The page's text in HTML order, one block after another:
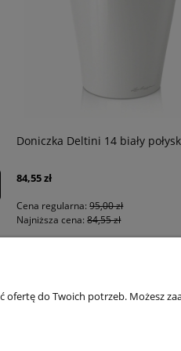
Doniczka Deltini 14 biały połysk
84,55 zł
Cena regularna: 95,00 zł
Najniższa cena: 84,55 zł
INFORMACJE
do Twoich potrzeb. Możesz